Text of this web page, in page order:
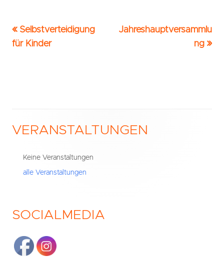
Beitrags-
Vorheriger
Beitrag:
Selbstverteidigung
für Kinder
Nächster
Jahreshauptversammlu
ng
Haupt-
Seitenleiste
VERANSTALTUNGEN
Keine Veranstaltungen
alle Veranstaltungen
SOCIALMEDIA